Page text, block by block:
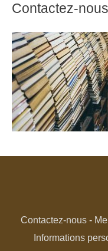
Contactez-nous
Contactez-nous-
Informations